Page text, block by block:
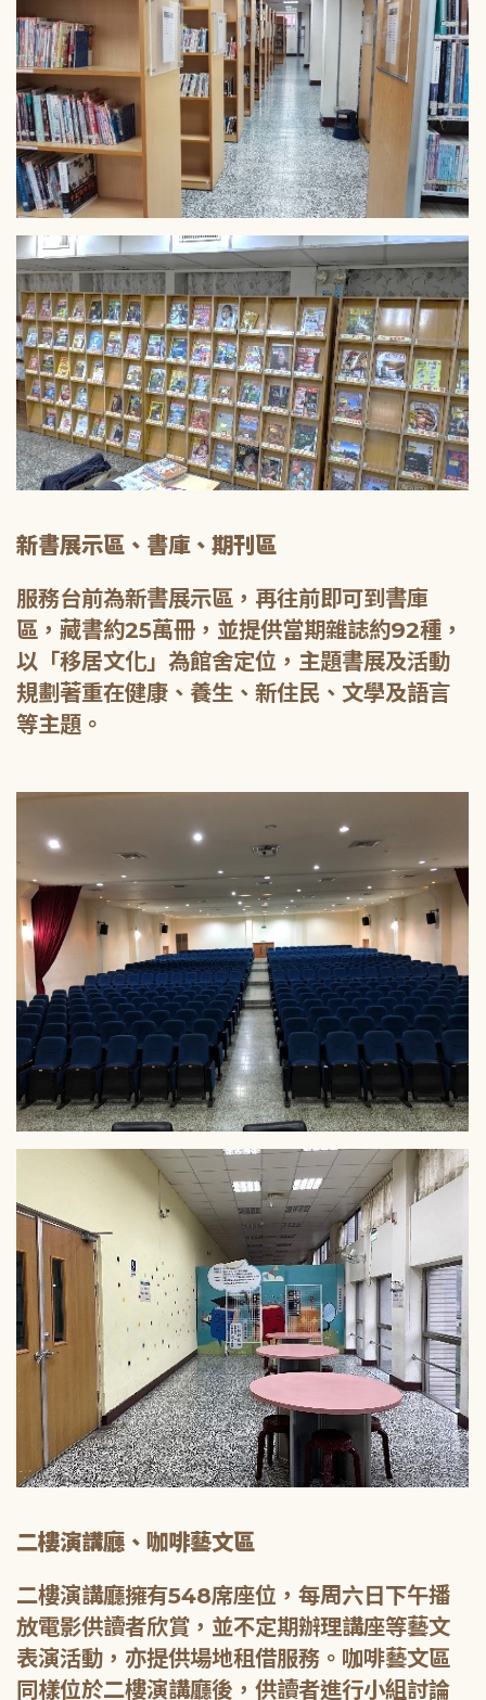
新書展示區、書庫、期刊區
服務台前為新書展示區，再往前即可到書庫
區，藏書約25萬冊，並提供當期雜誌約92種，
以「移居文化」為館舍定位，主題書展及活動
規劃著重在健康、養生、新住民、文學及語言
等主題。
二樓演講廳、咖啡藝文區
二樓演講廳擁有548席座位，每周六日下午播
放電影供讀者欣賞，並不定期辦理講座等藝文
表演活動，亦提供場地租借服務。咖啡藝文區
同樣位於二樓演講廳後，供讀者進行小組討論